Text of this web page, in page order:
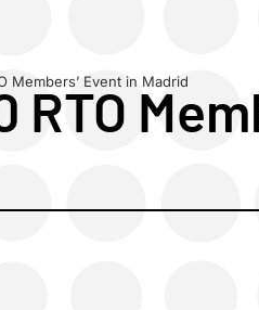
Members’ Event in Madrid